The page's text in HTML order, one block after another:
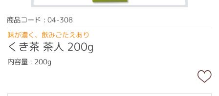
商品コード : 04-308
味が濃く、飲みごたえあり
くき茶 茶人 200g
内容量 : 200g